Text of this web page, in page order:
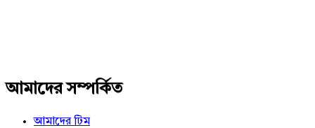
আমাদের সম্পর্কিত
আমাদের টিম